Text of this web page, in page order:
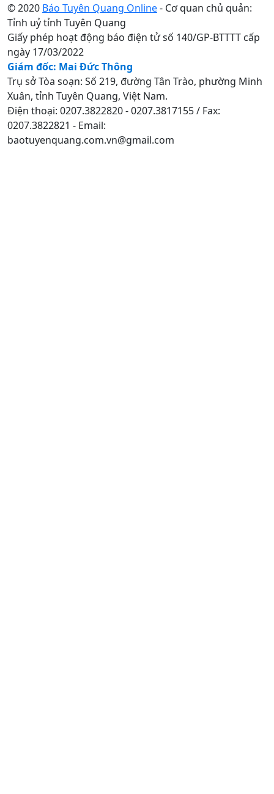
© 2020 Báo Tuyên Quang Online- Cơ quan chủ quản:
Tỉnh uỷ tỉnh Tuyên Quang
Giấy phép hoạt động báo điện tử số 140/GP-BTTTT cấp
ngày 17/03/2022
Giám đốc: Mai Đức Thông
Trụ sở Tòa soạn: Số 219, đường Tân Trào, phường Minh
Xuân, tỉnh Tuyên Quang, Việt Nam.
Điện thoại: 0207.3822820 - 0207.3817155 / Fax:
0207.3822821 - Email:
baotuyenquang.com.vn@gmail.com